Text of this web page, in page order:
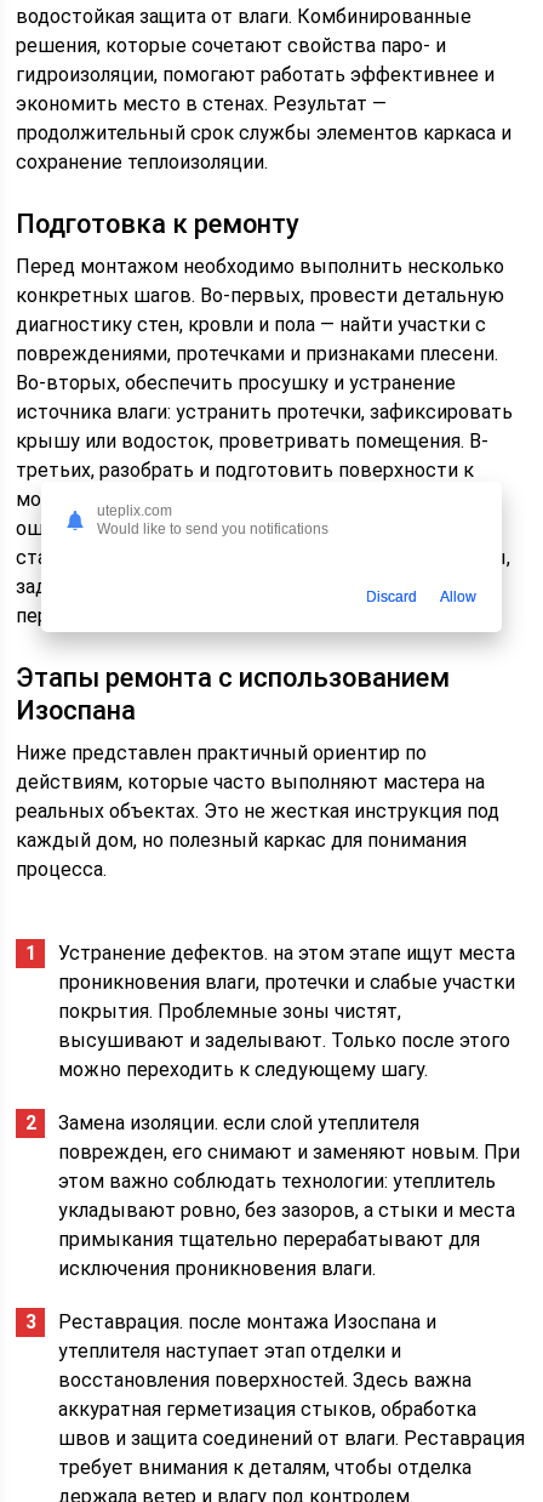
водостойкая защита от влаги. Комбинированные
решения, которые сочетают свойства паро- и
гидроизоляции, помогают работать эффективнее и
экономить место в стенах. Результат —
продолжительный срок службы элементов каркаса и
сохранение теплоизоляции.
Подготовка к ремонту
Перед монтажом необходимо выполнить несколько
конкретных шагов. Во-первых, провести детальную
диагностику стен, кровли и пола — найти участки с
повреждениями, протечками и признаками плесени.
Во-вторых, обеспечить просушку и устранение
источника влаги: устранить протечки, зафиксировать
крышу или водосток, проветривать помещения. В-
третьих, разобрать и подготовить поверхности к
монтажу Изоспана: очистить льняной,
оштукатуренный или дерево-волоконный слой от
старой изоляции, снять отслаивающиеся фрагменты,
заделать трещины. Только после этого можно
переходить к основным операциям по монтажу.
Этапы ремонта с использованием
Изоспана
Ниже представлен практичный ориентир по
действиям, которые часто выполняют мастера на
реальных объектах. Это не жесткая инструкция под
каждый дом, но полезный каркас для понимания
процесса.
Устранение дефектов. на этом этапе ищут места
проникновения влаги, протечки и слабые участки
покрытия. Проблемные зоны чистят,
высушивают и заделывают. Только после этого
можно переходить к следующему шагу.
Замена изоляции. если слой утеплителя
поврежден, его снимают и заменяют новым. При
этом важно соблюдать технологии: утеплитель
укладывают ровно, без зазоров, а стыки и места
примыкания тщательно перерабатывают для
исключения проникновения влаги.
Реставрация. после монтажа Изоспана и
утеплителя наступает этап отделки и
восстановления поверхностей. Здесь важна
аккуратная герметизация стыков, обработка
швов и защита соединений от влаги. Реставрация
требует внимания к деталям, чтобы отделка
держала ветер и влагу под контролем.
uteplix.com
Would like to send you notifications
Discard Allow